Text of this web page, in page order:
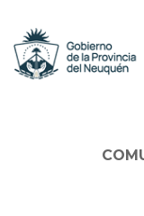
contenido